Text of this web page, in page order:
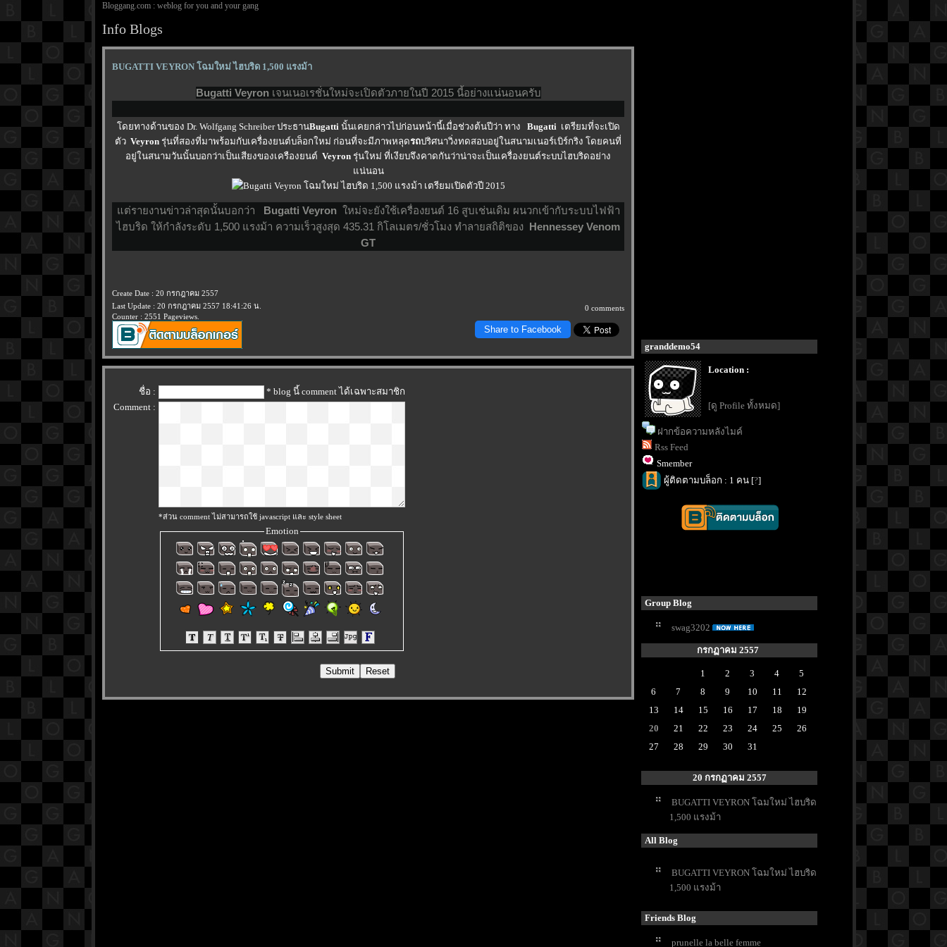
Bloggang.com : weblog for you and your gang
Info Blogs
BUGATTI VEYRON โฉมใหม่ ไฮบริด 1,500 แรงม้า
Bugatti Veyronเจนเนอเรชั่นใหม่จะเปิดตัวภายในปี 2015 นี้อย่างแน่นอนครับ
ดยทางด้านของ Dr. Wolfgang Schreiber ประธานBugattiนั้นเคยกล่าวไปก่อนหน้านี้เมื่อช่วงต้นปีว่า ทาง Bugattiเตรียมที่จะเปิด
ตัว Veyron รุ่นที่สองที่มาพร้อมกับเครื่องยนต์บล็อกใหม่ ก่อนที่จะมีภาพหลุดรถปริศนาวิ่งทดสอบอยู่ในสนามเนอร์เบิร์กริง โดยคนที่
อยู่ในสนามวันนั้นบอกว่าเป็นเสียงของเครืองยนต์ Veyron รุ่นใหม่ ที่เงียบจึงคาดกันว่าน่าจะเป็นเครื่องยนต์ระบบไฮบริดอย่าง
น่นอน
ต่รายงานข่าวล่าสุดนั้นบอกว่า Bugatti Veyronหม่จะยังใช้เครื่องยนต์ 16 สูบเช่นเดิม ผนวกเข้ากับระบบไฟฟ้า
ไฮบริด ให้กำลังระดับ 1,500 แรงม้า ความเร็วสูงสุด 435.31 กิโลเมตร/ชั่วโมง ทำลายสถิติของ Hennessey Venom
GT
Create Date : 20 กรกฎาคม 2557
Last Update : 20 กรกฎาคม 2557 18:41:26 น.
Counter : 2551 Pageviews.
0 comments
Share to Facebook
ชื่อ :
* blog นี้ comment ได้เฉพาะสมาชิก
Comment :
*ส่วน comment ไม่สามารถใช้ javascript และ style sheet
Emotion
granddemo54
Location :
[ดู Profile ทั้งหมด]
ฝากข้อความหลังไมค์
Rss Feed
Smember
ผู้ติดตามบล็อก : 1 คน [?]
Group Blog
swag3202
กรกฏาคม 2557
1 2 3 4
5
6
7 8 9 10 11
12
13
14 15 16 17 18
19
20
21 22 23 24 25
26
27
28 29 30 31
20 กรกฏาคม 2557
BUGATTI VEYRON โฉมใหม่ ไฮบริด
1,500 แรงม้า
All Blog
BUGATTI VEYRON โฉมใหม่ ไฮบริด
1,500 แรงม้า
Friends Blog
prunelle la belle femme